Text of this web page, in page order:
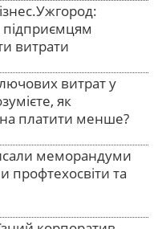
витрати
витрат у
як
платити менше?
меморандуми
профтехосвіти та